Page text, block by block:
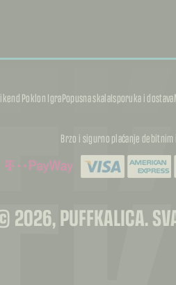
Poklon IgraPopusna skalaIsporuka i dostava
Brzo i sigurno plaćanje
2026, PUFFKALICA.